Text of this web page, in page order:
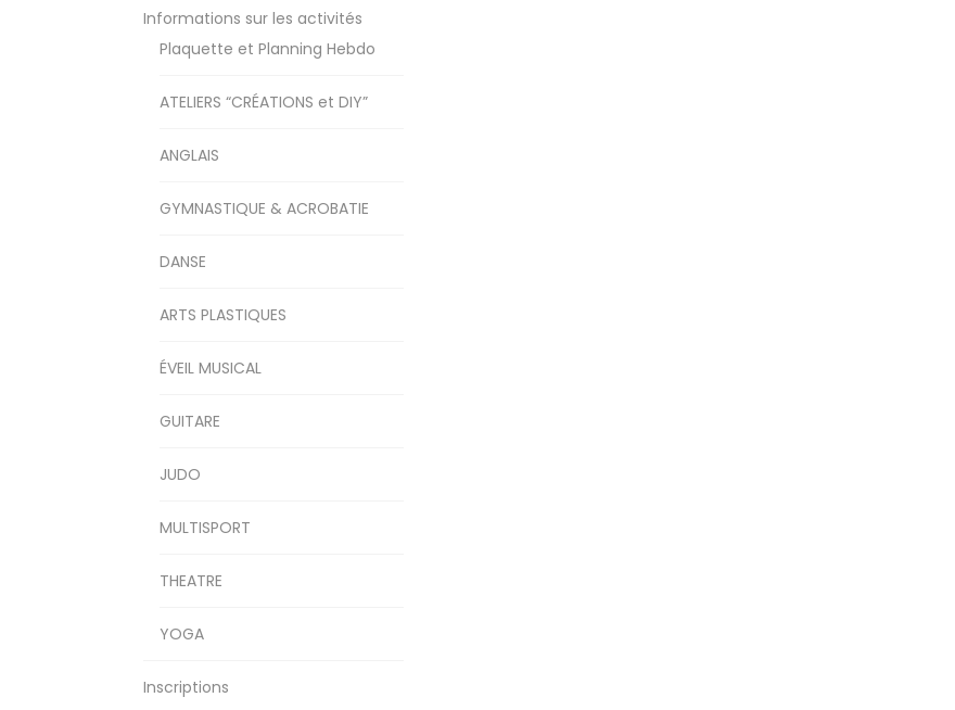
Informations sur les activités
Plaquette et Planning Hebdo
ATELIERS “CRÉATIONS et DIY”
ANGLAIS
GYMNASTIQUE & ACROBATIE
DANSE
ARTS PLASTIQUES
ÉVEIL MUSICAL
GUITARE
JUDO
MULTISPORT
THEATRE
YOGA
Inscriptions